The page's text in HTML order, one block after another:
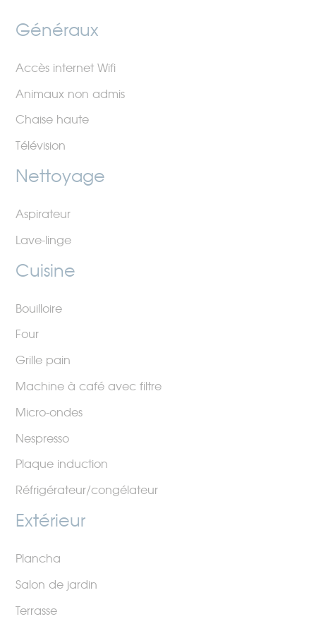
Généraux
Accès internet Wifi
Animaux non admis
Chaise haute
Télévision
Nettoyage
Aspirateur
Lave-linge
Cuisine
Bouilloire
Four
Grille pain
Machine à café avec filtre
Micro-ondes
Nespresso
Plaque induction
Réfrigérateur/congélateur
Extérieur
Plancha
Salon de jardin
Terrasse